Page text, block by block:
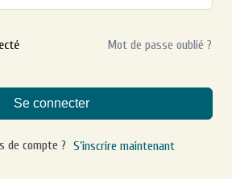
Mot de passe oublié ?
Se connecter
de compte ? S’inscrire maintenant